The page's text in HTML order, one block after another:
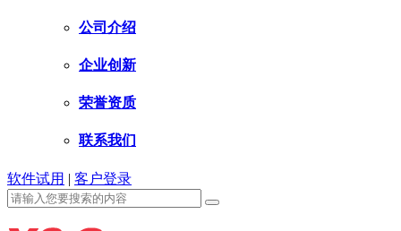
公司介绍
企业创新
荣誉资质
联系我们
软件试用 | 客户登录